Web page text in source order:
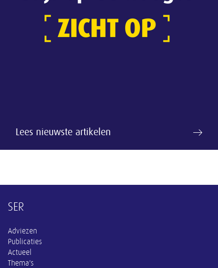
Lees nieuwste artikelen
Overige informatie
SER
Adviezen
Publicaties
Actueel
Thema's